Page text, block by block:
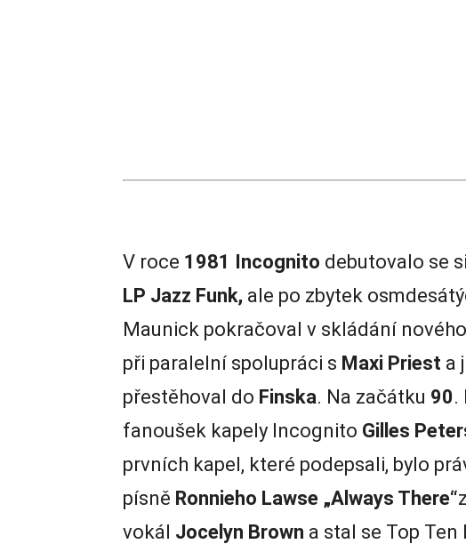
V roce 1981 Incognito debutovalo se
LP Jazz Funk, ale po zbytek
Maunick pokračoval v skládání
při paralelní spolupráci s Maxi Priest a
přestěhoval do Finska. Na začátku 90.
fanoušek kapely Incognito Gilles
prvních kapel, které podepsali, bylo
písně Ronnieho Lawse „Always There“
vokál Jocelyn Brown a stal se Top